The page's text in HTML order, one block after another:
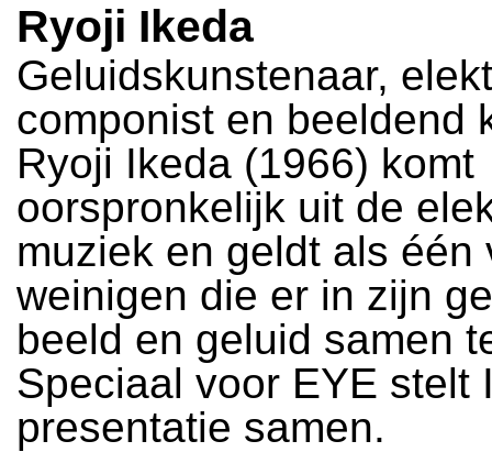
Ryoji Ikeda
Geluidskunstenaar,
componist en beeldend
Ryoji Ikeda (1966) komt
oorspronkelijk uit de
muziek en geldt als één
weinigen die er in zijn
beeld en geluid samen
Speciaal voor EYE stelt
presentatie samen.